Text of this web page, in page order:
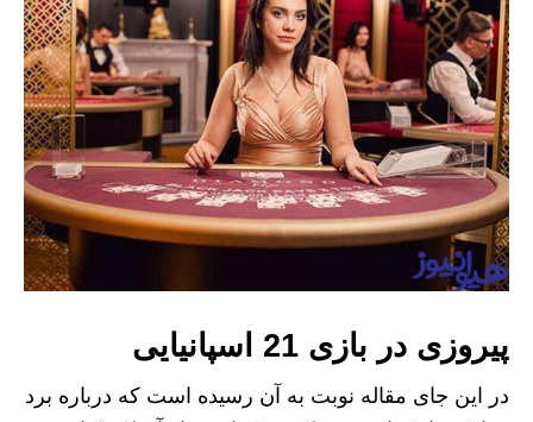
پیروزی در بازی 21 اسپانیایی
در این جای مقاله نوبت به آن رسیده است که درباره برد